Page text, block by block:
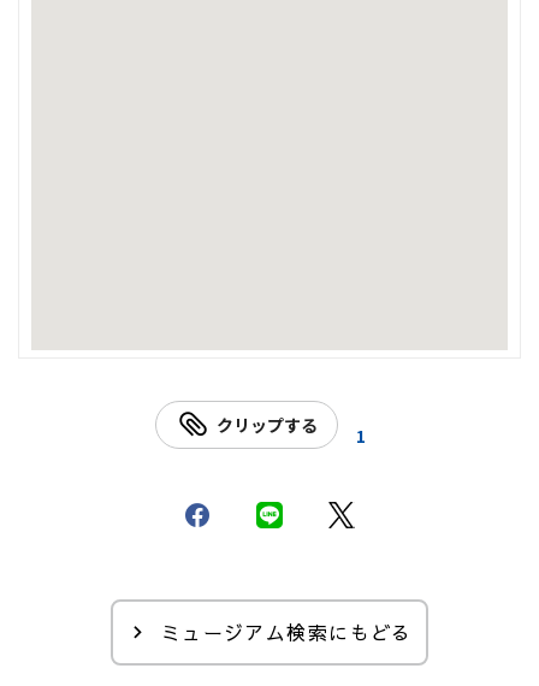
クリップする 1
ミュージアム検索にもどる